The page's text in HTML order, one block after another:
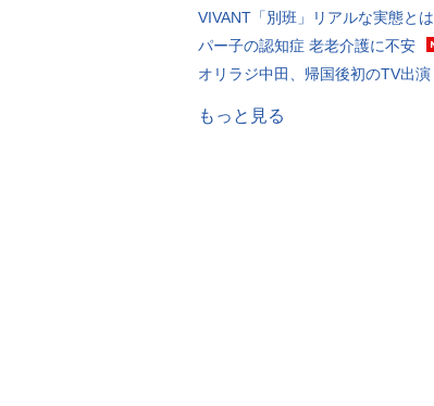
VIVANT「別班」リアルな実態とは
パー子の認知症 老老介護に不安
オリラジ中田、帰国後初のTV出演
もっと見る